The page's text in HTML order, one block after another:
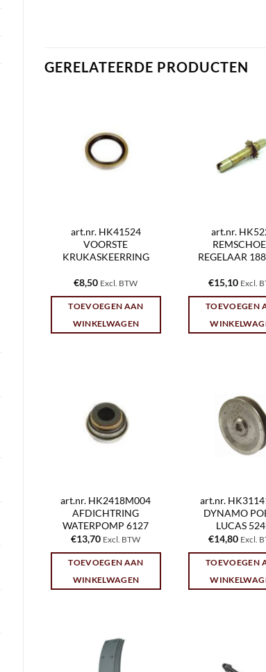
GERELATEERDE PRODUCTEN
art.nr. HK41524
VOORSTE
KRUKASKEERRING
€8,50 Excl. BTW
TOEVOEGEN AAN
WINKELWAGEN
art.nr.
REGELAAR
€15,10 Excl.
TOEVOEGEN
art.nr. HK2418M004
AFDICHTRING
WATERPOMP 6127
€13,70 Excl. BTW
TOEVOEGEN AAN
WINKELWAGEN
art.nr.
DYNAMO
LUCAS
€14,80 Excl.
TOEVOEGEN